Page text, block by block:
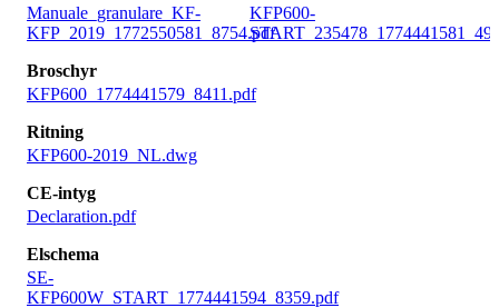
Manuale_granulare_KF-
KFP_2019_1772550581_8754.pdf
Broschyr
KFP600_1774441579_8411.pdf
Ritning
KFP600-2019_NL.dwg
CE-intyg
Declaration.pdf
Elschema
SE-
KFP600W_START_1774441594_8359.pdf
KFP600-